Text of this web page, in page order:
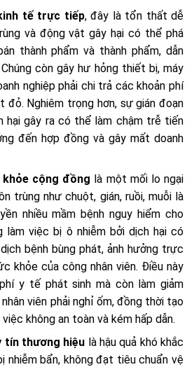
tế trực tiếp, đây là tổn thất dễ
và động vật gây hại có thể phá
thành phẩm và thành phẩm, dẫn
còn gây hư hỏng thiết bị, máy
nghiệp phải chi trả các khoản phí
Nghiêm trọng hơn, sự gián đoạn
hại gây ra có thể làm chậm trễ tiến
đến hợp đồng và gây mất doanh
cộng đồng là một mối lo ngại
trùng như chuột, gián, ruồi, muỗi là
nhiều mầm bệnh nguy hiểm cho
làm việc bị ô nhiễm bởi dịch hại có
bệnh bùng phát, ảnh hưởng trực
khỏe của công nhân viên. Điều này
y tế phát sinh mà còn làm giảm
viên phải nghỉ ốm, đồng thời tạo
không an toàn và kém hấp dẫn.
tín thương hiệu là hậu quả khó khắc
nhiễm bẩn, không đạt tiêu chuẩn vệ